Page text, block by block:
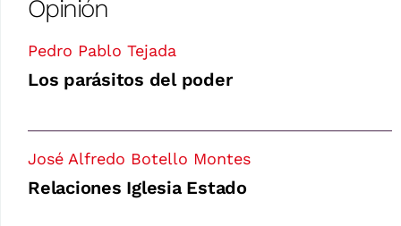
Opinión
Pedro Pablo Tejada
Los parásitos del poder
José Alfredo Botello Montes
Relaciones Iglesia Estado